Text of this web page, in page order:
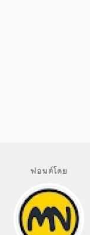
ฟอนต์โดย